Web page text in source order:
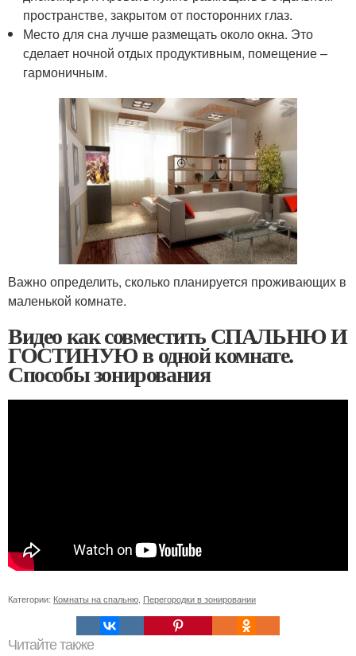
пространстве, закрытом от посторонних глаз.
Место для сна лучше размещать около окна. Это
сделает ночной отдых продуктивным, помещение –
гармоничным.
Важно определить, сколько планируется проживающих в
маленькой комнате.
Видео как совместить СПАЛЬНЮ И
ГОСТИНУЮ в одной комнате.
Способы зонирования
Категории: Комнаты на спальню Перегородки в зонировании
Читайте также